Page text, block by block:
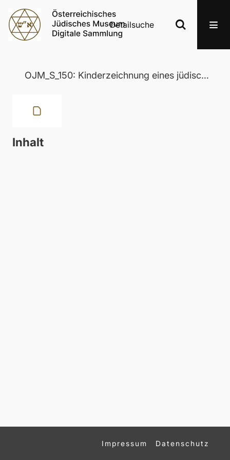
Detailsuche
OJM_S_150: Kinderzeichnung eines jüdischen Klassenzimmers
Inhalt
Impressum Datenschutz